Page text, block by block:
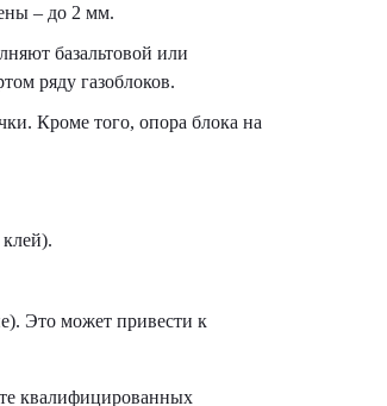
– до 2 мм.
базальтовой или
ряду газоблоков.
Кроме того, опора блока на
Это может привести к
квалифицированных